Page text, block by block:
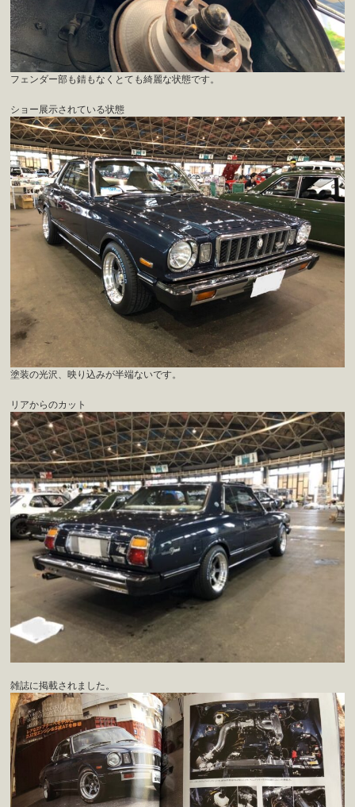
フェンダー部も錆もなくとても綺麗な状態です。
ショー展示されている状態
塗装の光沢、映り込みが半端ないです。
リアからのカット
雑誌に掲載されました。